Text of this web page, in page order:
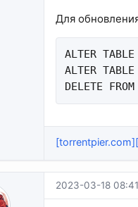
Для
ALTER
ALTER
DELETE
2023-03-18 08:41